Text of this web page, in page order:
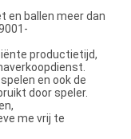
en ballen meer dan
productietijd,
en ook de
door speler.
me vrij te